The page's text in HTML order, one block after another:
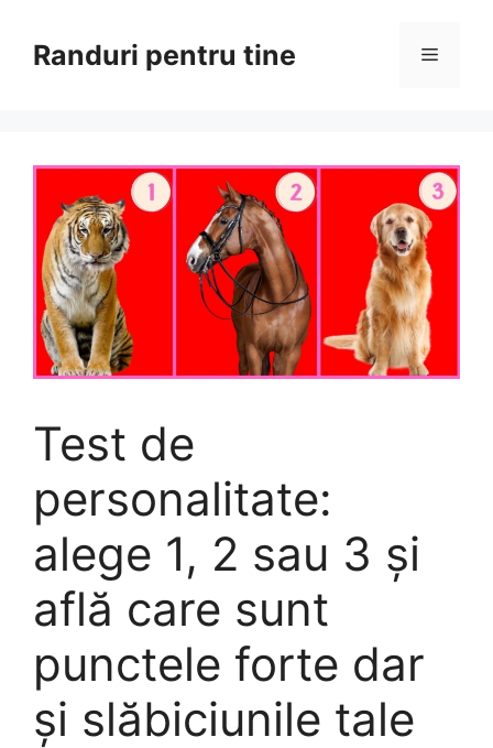
conținutRanduri pentru tine Meniu
Test de
personalitate:
alege 1, 2 sau 3 și
află care sunt
punctele forte dar
și slăbiciunile tale